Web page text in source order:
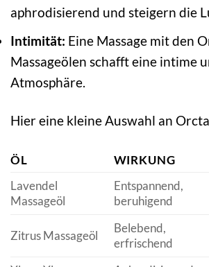
aphrodisierend und steigern die
Intimität: Eine Massage mit den
Massageölen schafft eine intime
Atmosphäre.
Hier eine kleine Auswahl an
ÖL WIRKUNG
Lavendel
Massageöl
Entspannend,
beruhigend
Zitrus Massageöl
Belebend,
erfrischend